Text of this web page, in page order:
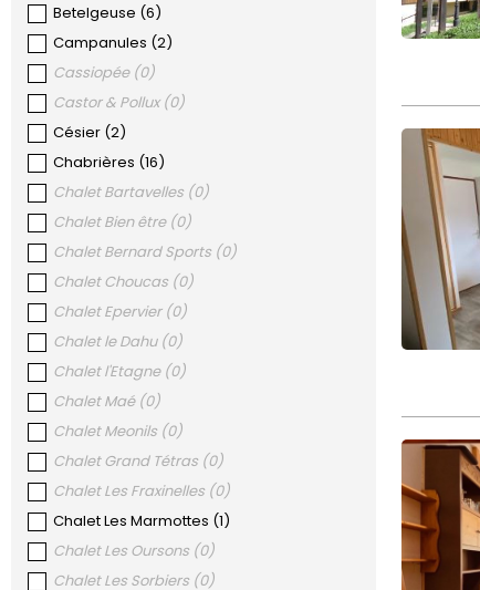
Betelgeuse (6)
Campanules (2)
Cassiopée (0)
Castor & Pollux (0)
Césier (2)
Chabrières (16)
Chalet Bartavelles (0)
Chalet Bien être (0)
Chalet Bernard Sports (0)
Chalet Choucas (0)
Chalet Epervier (0)
Chalet le Dahu (0)
Chalet l'Etagne (0)
Chalet Maé (0)
Chalet Meonils (0)
Chalet Grand Tétras (0)
Chalet Les Fraxinelles (0)
Chalet Les Marmottes (1)
Chalet Les Oursons (0)
Chalet Les Sorbiers (0)